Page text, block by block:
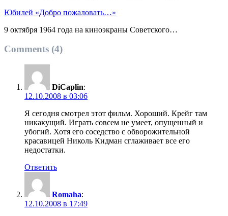
Юбилей «Добро пожаловать…»
9 октября 1964 года на киноэкраны Советского…
Comments (4)
DiCaplin:
12.10.2008 в 03:06
Я сегодня смотрел этот фильм. Хороший. Крейг там
никакущий. Играть совсем не умеет, опущенный и
убогий. Хотя его соседство с обворожительной
красавицей Николь Кидман сглаживает все его
недостатки.
Ответить
Romaha:
12.10.2008 в 17:49